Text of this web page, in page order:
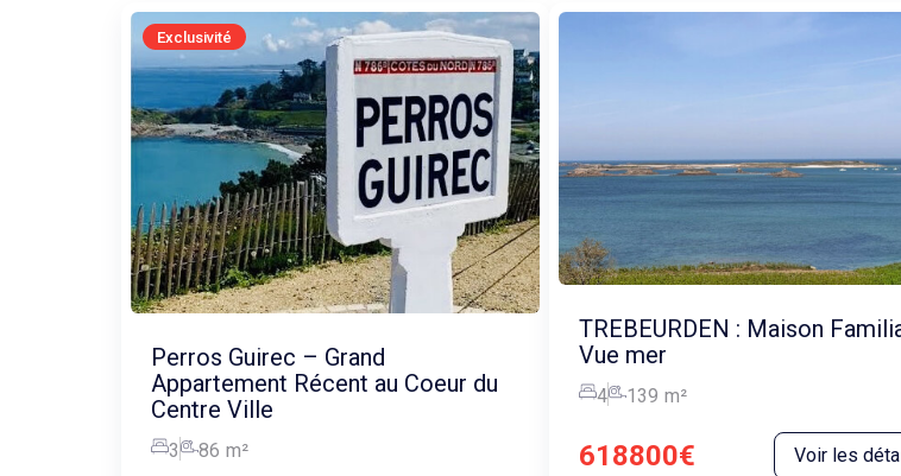
Exclusivité
Perros Guirec – Grand
Appartement Récent au Coeur du
Centre Ville
3 86 m²
TREBEURDEN : Maison
Vue mer
4 139 m²
618800€ Voir les